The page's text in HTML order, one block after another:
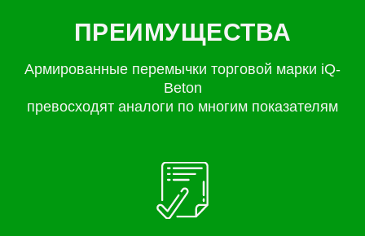
ПРЕИМУЩЕСТВА
Армированные перемычки торговой марки iQ-
Beton
превосходят аналоги по многим показателям